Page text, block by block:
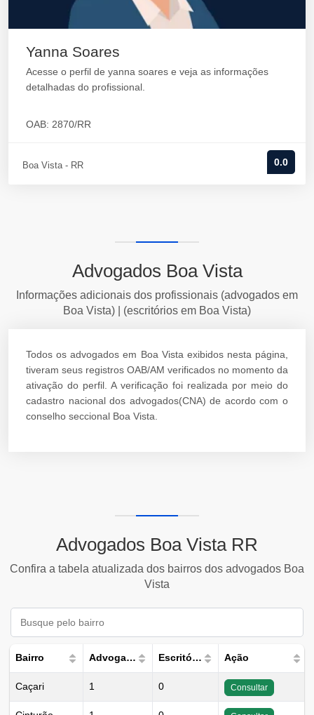
Yanna Soares
Acesse o perfil de yanna soares e veja as informações
detalhadas do profissional.
OAB: 2870/RR
Boa Vista - RR 0.0
Advogados Boa Vista
Informações adicionais dos profissionais (advogados em
Boa Vista) | (escritórios em Boa Vista)
Todos os advogados em Boa Vista exibidos nesta página,
tiveram seus registros OAB/AM verificados no momento da
ativação do perfil. A verificação foi realizada por meio do
cadastro nacional dos advogados(CNA) de acordo com o
conselho seccional Boa Vista.
Advogados Boa Vista RR
Confira a tabela atualizada dos bairros dos advogados Boa
Vista
Bairro Advogados Escritórios Ação
Caçari 1 0 Consultar